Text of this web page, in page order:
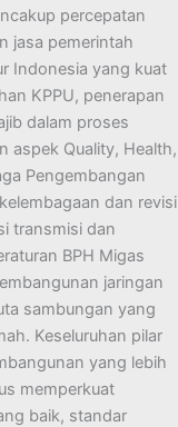
percepatan
jasa pemerintah
Indonesia yang kuat
KPPU, penerapan
dalam proses
aspek Quality, Health,
Pengembangan
dan revisi
transmisi dan
BPH Migas
jaringan
sambungan yang
Keseluruhan pilar
yang lebih
memperkuat
baik, standar